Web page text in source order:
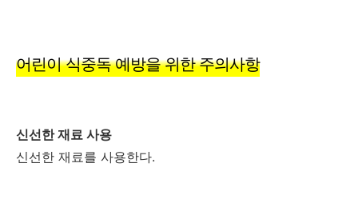
어린이 식중독 예방을 위한 주의사항
신선한 재료 사용
신선한 재료를 사용한다.